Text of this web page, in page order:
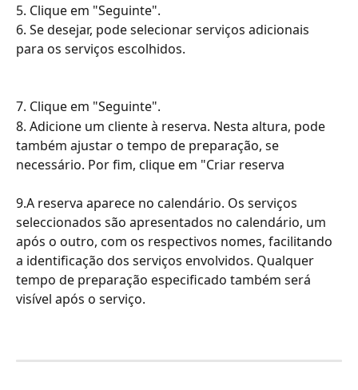
5. Clique em "Seguinte".
6. Se desejar, pode selecionar serviços adicionais
para os serviços escolhidos.
7. Clique em "Seguinte".
8. Adicione um cliente à reserva. Nesta altura, pode
também ajustar o tempo de preparação, se
necessário. Por fim, clique em "Criar reserva
9.A reserva aparece no calendário. Os serviços
seleccionados são apresentados no calendário, um
após o outro, com os respectivos nomes, facilitando
a identificação dos serviços envolvidos. Qualquer
tempo de preparação especificado também será
visível após o serviço.